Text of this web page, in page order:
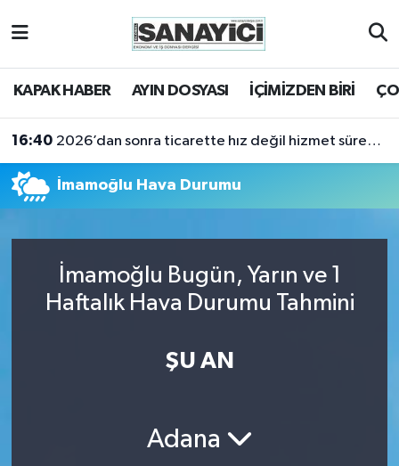
KAPAK HABER AYIN DOSYASI İÇİMİZDEN BİRİ
16:40 2026’dan sonra ticarette hız değil hizmet sürekliliği öne çıkacak
İmamoğlu Hava Durumu
İmamoğlu Bugün, Yarın ve 1
Haftalık Hava Durumu Tahmini
ŞU AN
Adana
Tekirdağ Nöbetçi Eczaneler
Tüm Manşetler